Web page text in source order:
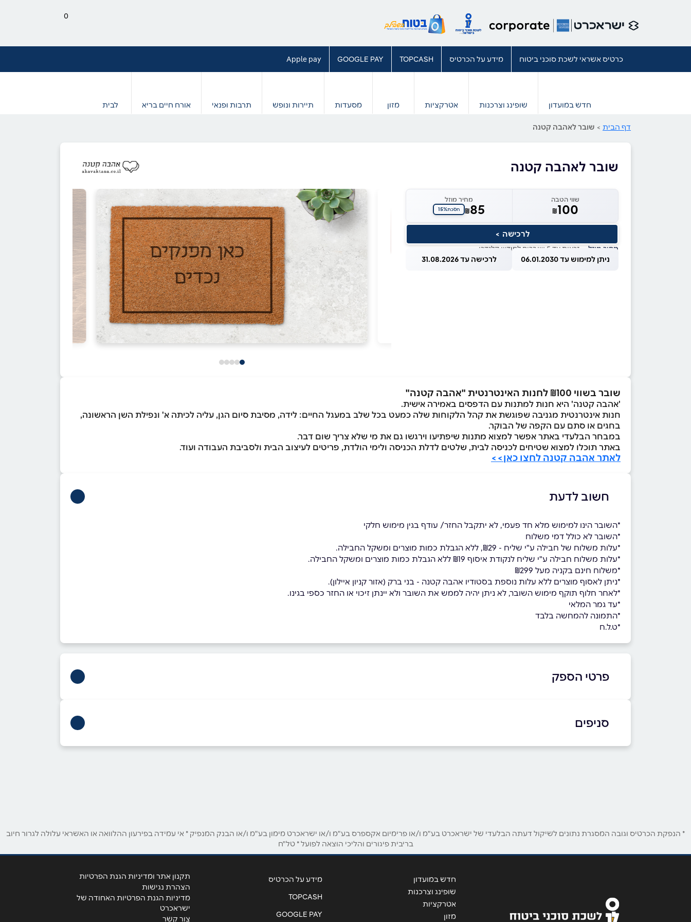
0
כרטיס אשראי לשכת סוכני ביטוח מידע על הכרטיס TOPCASH
GOOGLE PAY
Apple pay
חדש במועדון שופינג וצרכנות אטרקציות מזון מסעדות תיירות ונופש תרבות ופנאי אורח חיים בריא לבית
דף הבית > שובר לאהבה קטנה
שובר לאהבה קטנה
שווי הטבה
₪100
מחיר מוזל
₪85 חסכת15%
לרכישה >
מחיר מוזל — זכאות עד 5 שוברים לחודש קלנדרי
ניתן למימוש עד 06.01.2030 לרכישה עד 31.08.2026
שובר בשווי ₪100 לחנות האינטרנטית "אהבה קטנה"
'אהבה קטנה' היא חנות למתנות עם הדפסים באמירה אישית.
חנות אינטרנטית מגניבה שפוגשת את קהל הלקוחות שלה כמעט בכל שלב במעגל החיים: לידה, מסיבת סיום הגן, עליה לכיתה א' ונפילת השן הראשונה,
בחגים או סתם עם הקפה של הבוקר.
במבחר הבלעדי באתר אפשר למצוא מתנות שיפתיעו וירגשו גם את מי שלא צריך שום דבר.
באתר תוכלו למצוא שטיחים לכניסה לבית, שלטים לדלת הכניסה ולימי הולדת, פריטים לעיצוב הבית ולסביבת העבודה ועוד.
לאתר אהבה קטנה לחצו כאן>>
חשוב לדעת
*השובר הינו למימוש מלא חד פעמי, לא יתקבל החזר/ עודף בגין מימוש חלקי
*השובר לא כולל דמי משלוח
*עלות משלוח של חבילה ע"י שליח - ₪29, ללא הגבלת כמות מוצרים ומשקל החבילה.
*עלות משלוח חבילה ע"י שליח לנקודת איסוף ₪19 ללא הגבלת כמות מוצרים ומשקל החבילה.
*משלוח חינם בקניה מעל ₪299
*ניתן לאסוף מוצרים ללא עלות נוספת בסטודיו אהבה קטנה - בני ברק (אזור קניון איילון).
*לאחר חלוף תוקף מימוש השובר, לא ניתן יהיה לממש את השובר ולא יינתן זיכוי או החזר כספי בגינו.
*עד גמר המלאי
*התמונה להמחשה בלבד
*ט.ל.ח
פרטי הספק
סניפים
בני ברק
* הנפקת הכרטיס וגובה המסגרת נתונים לשיקול דעתה הבלעדי של ישראכרט בע"מ ו/או פרימיום אקספרס בע"מ ו/או ישראכרט מימון בע"מ ו/או הבנק המנפיק * אי עמידה בפירעון ההלוואה או האשראי עלולה לגרור חיוב
בריבית פיגורים והליכי הוצאה לפועל * טל"ח
חדש במועדון
שופינג וצרכנות
אטרקציות
מזון
מידע על הכרטיס
TOPCASH
GOOGLE PAY
תקנון אתר ומדיניות הגנת הפרטיות
הצהרת נגישות
מדיניות הגנת הפרטיות האחודה של
ישראכרט
צור קשר